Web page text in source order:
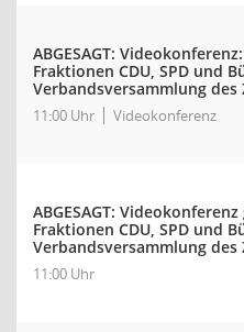
ABGESAGT:
Fraktionen CDU, SPD und
Verbandsversammlung des
11:00 Uhr Videokonferenz
ABGESAGT:
Fraktionen CDU, SPD und
Verbandsversammlung des
11:00 Uhr